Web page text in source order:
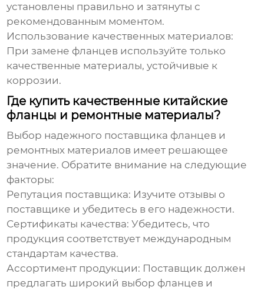
установлены правильно и затянуты с
рекомендованным моментом.
Использование качественных материалов:
При замене фланцев используйте только
качественные материалы, устойчивые к
коррозии.
Где купить качественные китайские
фланцы и ремонтные материалы?
Выбор надежного поставщика фланцев и
ремонтных материалов имеет решающее
значение. Обратите внимание на следующие
факторы:
Репутация поставщика: Изучите отзывы о
поставщике и убедитесь в его надежности.
Сертификаты качества: Убедитесь, что
продукция соответствует международным
стандартам качества.
Ассортимент продукции: Поставщик должен
предлагать широкий выбор фланцев и